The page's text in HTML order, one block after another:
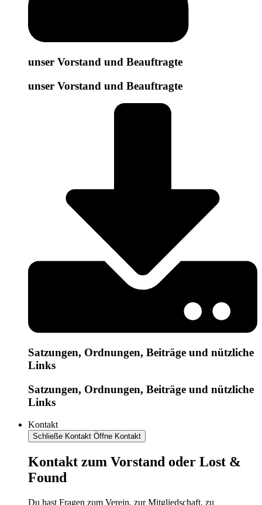
unser Vorstand und Beauftragte
unser Vorstand und Beauftragte
Satzungen, Ordnungen, Beiträge und nützliche
Links
Satzungen, Ordnungen, Beiträge und nützliche
Links
Kontakt
Schließe Kontakt Öffne Kontakt
Kontakt zum Vorstand oder Lost &
Found
Du hast Fragen zum Verein, zur Mitgliedschaft, zu